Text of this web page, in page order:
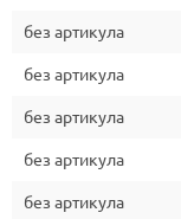
без артикула
без артикула
без артикула
без артикула
без артикула